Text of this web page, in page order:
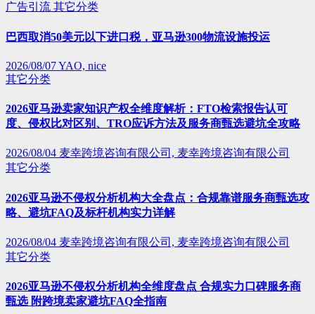
广告引流 其它分类
巴西取消50美元以下进口税，亚马逊300物流设施投运
2026/08/07YAO, nice
其它分类
2026亚马逊卖家知识产权全维度解析：FTO检索报告认可
度、侵权比对区别、TRO应诉方法及服务商甄选避坑全攻略
2026/08/04 麦幸跨境咨询有限公司, 麦幸跨境咨询有限公司
其它分类
2026亚马逊不侵权分析机构大全盘点：合规靠谱服务商甄选攻
略、避坑FAQ及标杆机构实力详解
2026/08/04 麦幸跨境咨询有限公司, 麦幸跨境咨询有限公司
其它分类
2026亚马逊不侵权分析机构全维度盘点 合规实力口碑服务商
甄选 附跨境卖家避坑FAQ全指南